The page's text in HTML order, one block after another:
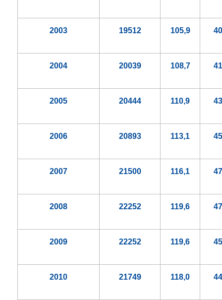
2003 19512 105,9
2004 20039 108,7
2005 20444 110,9
2006 20893 113,1
2007 21500 116,1
2008 22252 119,6
2009 22252 119,6
2010 21749 118,0